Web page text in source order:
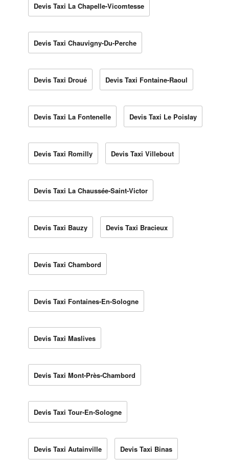
Devis Taxi La Chapelle-Vicomtesse
Devis Taxi Chauvigny-Du-Perche
Devis Taxi Droué Devis Taxi Fontaine-Raoul
Devis Taxi La Fontenelle Devis Taxi Le Poislay
Devis Taxi Romilly Devis Taxi Villebout
Devis Taxi La Chaussée-Saint-Victor
Devis Taxi Bauzy Devis Taxi Bracieux
Devis Taxi Chambord
Devis Taxi Fontaines-En-Sologne
Devis Taxi Maslives
Devis Taxi Mont-Près-Chambord
Devis Taxi Tour-En-Sologne
Devis Taxi Autainville Devis Taxi Binas